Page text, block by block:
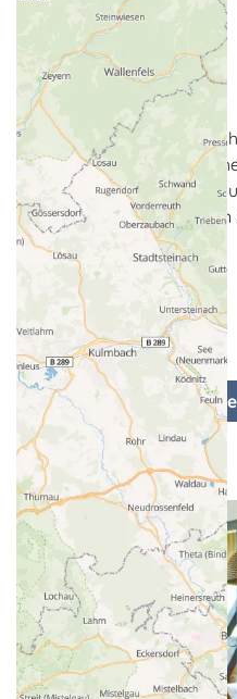
Holländer"
Restaurant
Rostock-Dierkow
Die 1880 erbaute Mühle ist
Restaurant. Für Feiern
Räumlichkeiten zur
der herrliche Mühlengarten
zum